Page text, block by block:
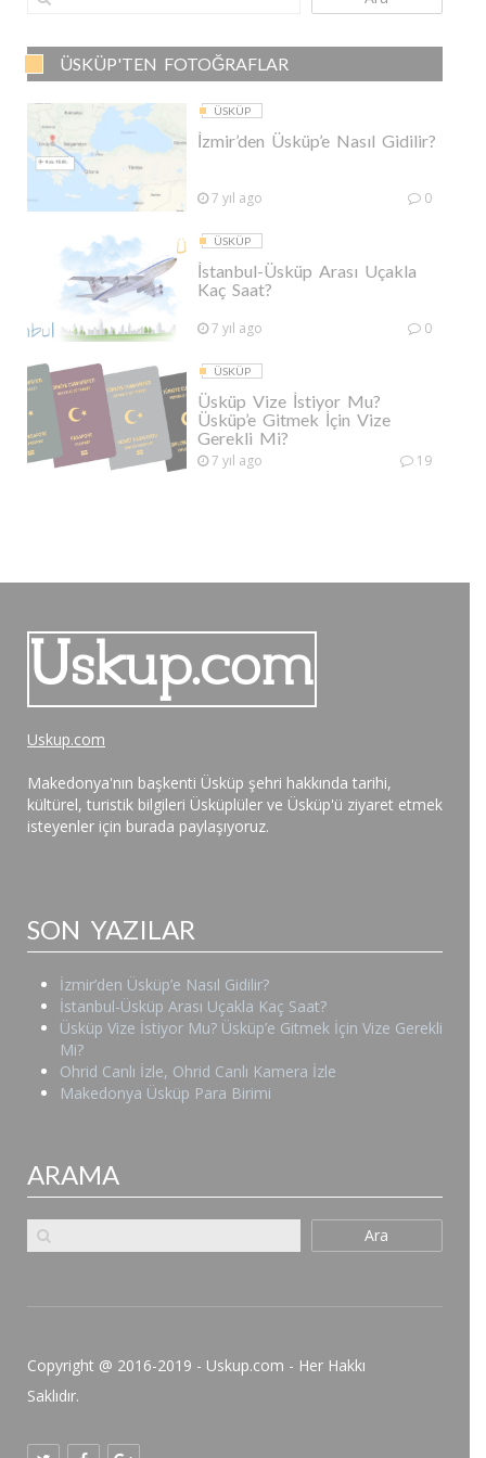
ÜSKÜP'TEN FOTOĞRAFLAR
ÜSKÜP
İzmir’den Üsküp’e Nasıl Gidilir?
7 yıl ago 0
ÜSKÜP
İstanbul-Üsküp Arası Uçakla
Kaç Saat?
7 yıl ago 0
ÜSKÜP
Üsküp Vize İstiyor Mu?
Üsküp’e Gitmek İçin Vize
Gerekli Mi?
7 yıl ago 19
Uskup.com
Makedonya'nın başkenti Üsküp şehri hakkında tarihi,
kültürel, turistik bilgileri Üsküplüler ve Üsküp'ü ziyaret etmek
isteyenler için burada paylaşıyoruz.
SON YAZILAR
İzmir’den Üsküp’e Nasıl Gidilir?
İstanbul-Üsküp Arası Uçakla Kaç Saat?
Üsküp Vize İstiyor Mu? Üsküp’e Gitmek İçin Vize Gerekli
Mi?
Ohrid Canlı İzle, Ohrid Canlı Kamera İzle
Makedonya Üsküp Para Birimi
ARAMA
Ara
Copyright @ 2016-2019 - Uskup.com - Her Hakkı
Saklıdır.